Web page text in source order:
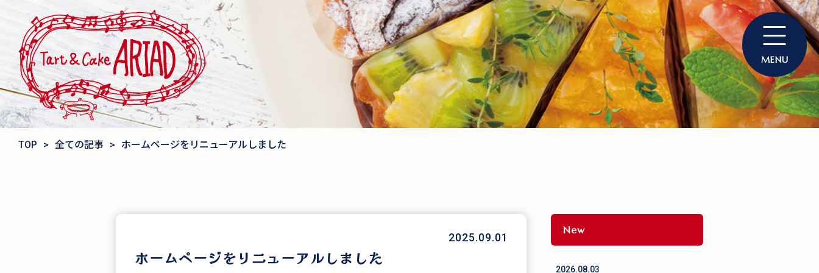
TOP > 全ての記事 > ホームページをリニューアルしました
2025.09.01
ホームページをリニューアルしました
New
2026.08.03